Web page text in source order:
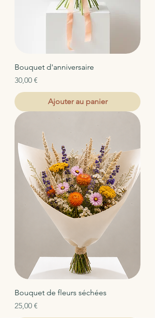
Bouquet d'anniversaire
Prix
30,00 €
Ajouter au panier
Bouquet de fleurs séchées
Prix
25,00 €